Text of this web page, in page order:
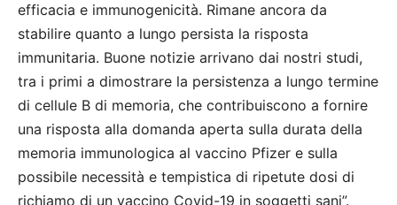
efficacia e immunogenicità. Rimane ancora da
stabilire quanto a lungo persista la risposta
immunitaria. Buone notizie arrivano dai nostri studi,
tra i primi a dimostrare la persistenza a lungo termine
di cellule B di memoria, che contribuiscono a fornire
una risposta alla domanda aperta sulla durata della
memoria immunologica al vaccino Pfizer e sulla
possibile necessità e tempistica di ripetute dosi di
richiamo di un vaccino Covid-19 in soggetti sani”.